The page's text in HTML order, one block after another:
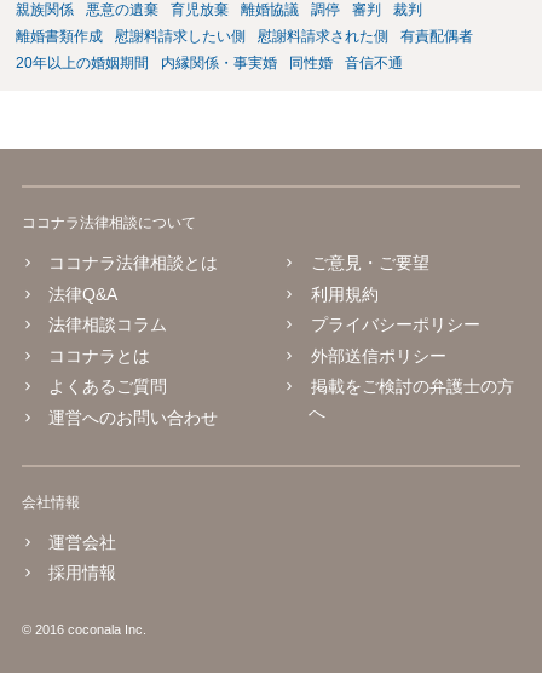
親族関係
悪意の遺棄 育児放棄 離婚協議 調停 審判
裁判
離婚書類作成
慰謝料請求したい側 慰謝料請求された側
有責配偶者
20年以上の婚姻期間
内縁関係・事実婚 同性婚 音信不通
ココナラ法律相談について
ココナラ法律相談とは
法律Q&A
法律相談コラム
ココナラとは
よくあるご質問
運営へのお問い合わせ
ご意見・ご要望
利用規約
プライバシーポリシー
外部送信ポリシー
掲載をご検討の弁護士の方
へ
会社情報
運営会社
採用情報
© 2016 coconala Inc.